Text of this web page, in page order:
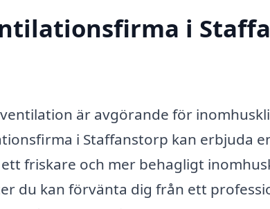
i
är avgörande för
i Staffanstorp kan erbjuda
friskare och mer behagligt
du kan förvänta dig från ett